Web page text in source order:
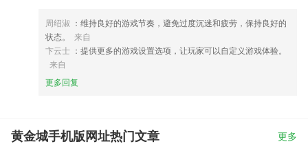
周绍淑 ：维持良好的游戏节奏，避免过度沉迷和疲劳，保持良好的
状态。
来自
卞云士 ：提供更多的游戏设置选项，让玩家可以自定义游戏体验。
来自
更多回复
黄金城手机版网址热门文章 更多